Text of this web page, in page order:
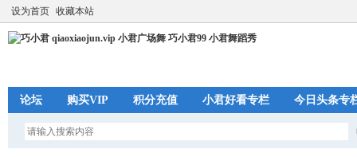
设为首页 收藏本站
论坛 购买VIP 积分充值 小君好看专栏 今日头条专